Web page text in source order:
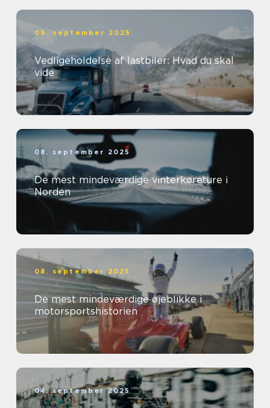
09. september 2025
Vedligeholdelse af lastbiler: Hvad du skal
vide
08. september 2025
De mest mindeværdige vinterkøreture i
Norden
08. september 2025
De mest mindeværdige øjeblikke i
motorsportshistorien
04. september 2025